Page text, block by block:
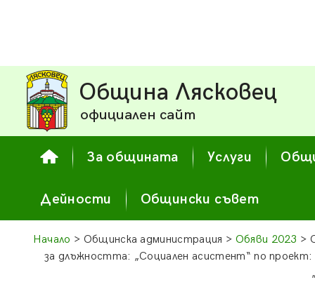
Община Лясковец
официален сайт
За общината Услуги
Дейности Общински съвет
Начало > Общинска администрация > Обяви 2023 >
за длъжността: „Социален асистент“ по